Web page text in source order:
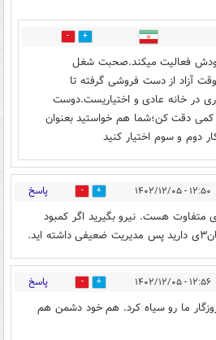
0
فعالیت میکند.صحبت شغل
آزاد از دست فروشی گرفته تا
در خانه عادی و اختیاریست.دوست
کمی دقت کن؛شما هم خواستید بعنوان
دوم و سوم اختیار کنید
۱۲:۵۰ - ۱۴۰۲/۱۲/۰۵ 4 پاسخ
متفاوت هست. نیرو بگیرید اگر کمبود
۱۲:۵۶ - ۱۴۰۲/۱۲/۰۵ 5 پاسخ
ما رو سیاه کرد. هم خود دشمن هم